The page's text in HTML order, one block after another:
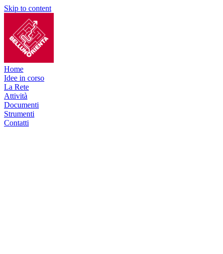
Skip to content
Home
Idee in corso
La Rete
Attività
Documenti
Strumenti
Contatti